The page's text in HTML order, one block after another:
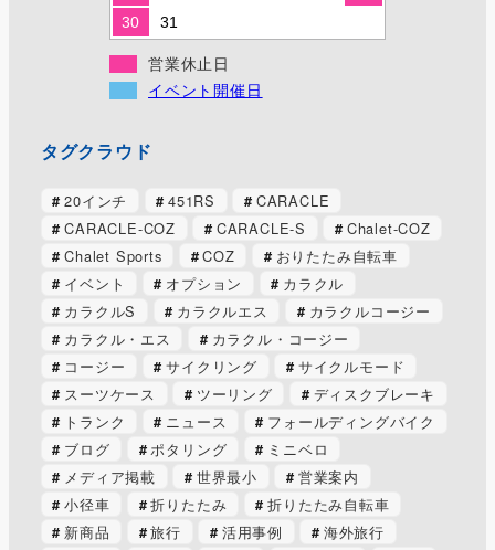
30
31
営業休止日
イベント開催日
タグクラウド
20インチ 451RS
CARACLE
CARACLE-COZ
CARACLE-S
Chalet-COZ
Chalet Sports
COZ
おりたたみ自転車
イベント
オプション
カラクル
カラクルS
カラクルエス
カラクルコージー
カラクル・エス
カラクル・コージー
コージー
サイクリング
サイクルモード
スーツケース
ツーリング
ディスクブレーキ
トランク
ニュース
フォールディングバイク
ブログ
ポタリング
ミニベロ
メディア掲載
世界最小
営業案内
小径車
折りたたみ
折りたたみ自転車
新商品
旅行 活用事例
海外旅行